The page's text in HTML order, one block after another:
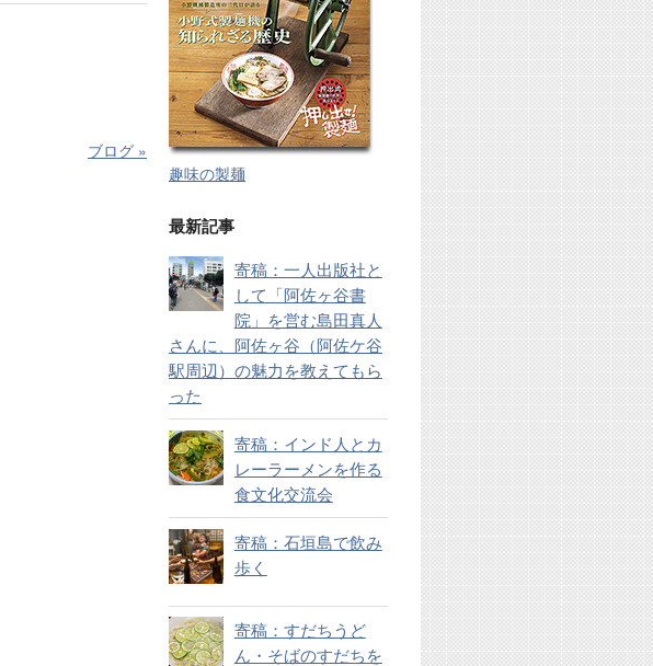
ブログ »
趣味の製麺
最新記事
寄稿：一人出版社と
して「阿佐ヶ谷書
院」を営む島田真人
さんに、阿佐ヶ谷（阿佐ケ谷
駅周辺）の魅力を教えてもら
った
寄稿：インド人とカ
レーラーメンを作る
食文化交流会
寄稿：石垣島で飲み
歩く
寄稿：すだちうど
ん・そばのすだちを